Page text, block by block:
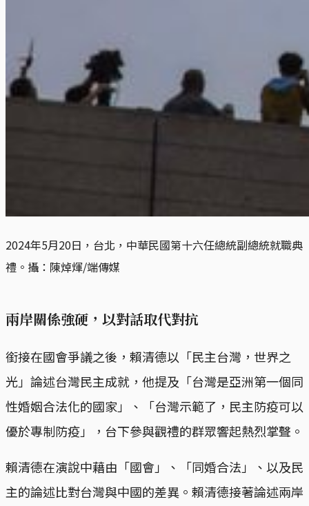
2024年5月20日，台北，中華民國第十六任總統副總統就職典
禮。攝：陳焯煇/端傳媒
兩岸關係強硬，以對話取代對抗
銜接在國會爭議之後，賴清德以「民主台灣，世界之
光」論述台灣民主成就，他提及「台灣是亞洲第一個同
性婚姻合法化的國家」、「台灣示範了，民主防疫可以
優於專制防疫」，台下參與觀禮的群眾響起熱烈掌聲。
賴清德在演說中藉由「國會」、「同婚合法」、以及民
主的論述比對台灣與中國的差異。賴清德接著論述兩岸